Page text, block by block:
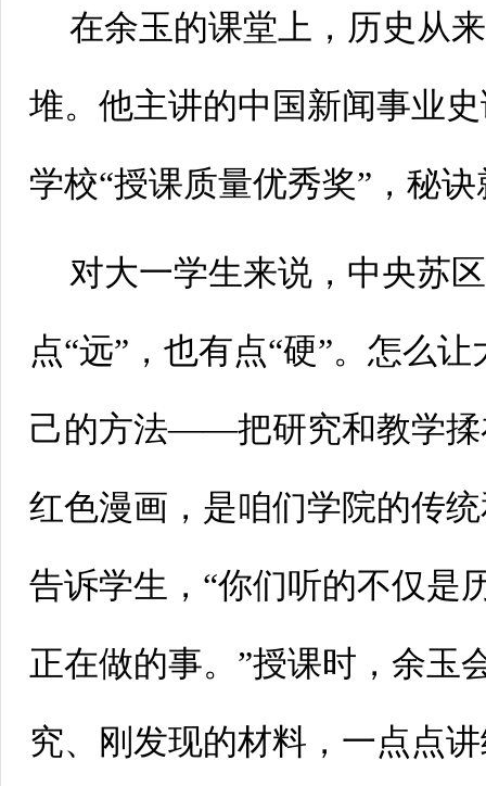
在余玉的课堂上，历史从
堆。他主讲的中国新闻事业
学校“授课质量优秀奖”，秘
对大一学生来说，中央苏
点“远”，也有点“硬”。怎么
己的方法——把研究和教学揉
红色漫画，是咱们学院的传
告诉学生，“你们听的不仅是
正在做的事。”授课时，余玉
究、刚发现的材料，一点点